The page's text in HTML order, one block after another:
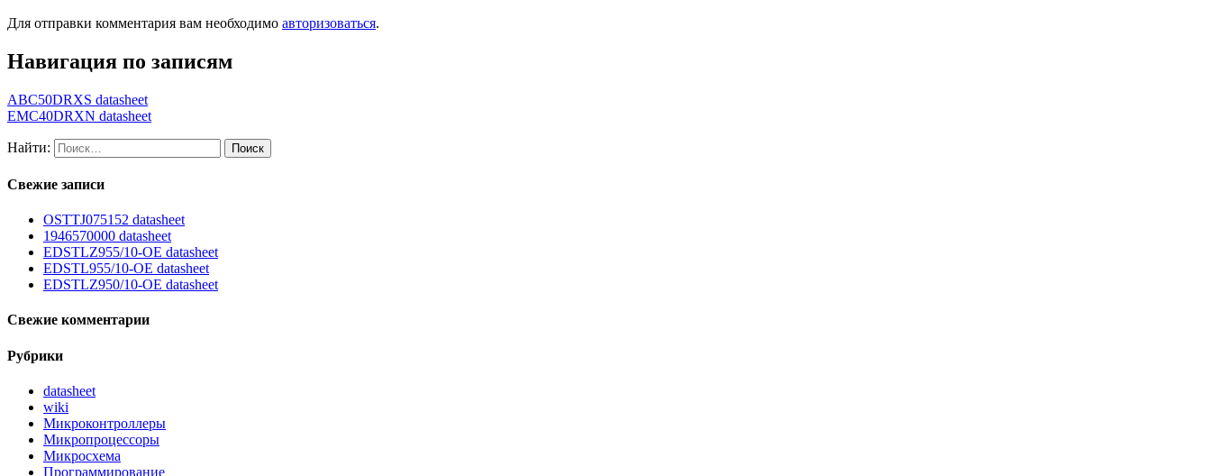
Для отправки комментария вам необходимо авторизоваться.
Навигация по записям
ABC50DRXS datasheet
EMC40DRXN datasheet
Найти:
Свежие записи
OSTTJ075152 datasheet
1946570000 datasheet
EDSTLZ955/10-OE datasheet
EDSTL955/10-OE datasheet
EDSTLZ950/10-OE datasheet
Свежие комментарии
Рубрики
datasheet
wiki
Микроконтроллеры
Микропроцессоры
Микросхема
Программирование